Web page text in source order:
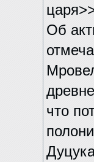
Об
что